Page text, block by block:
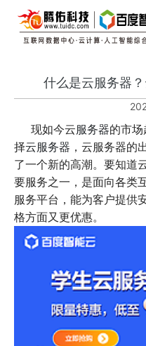
什么是云服务器
现如今云服务器的市
择云服务器 ，云服务器的
了一个新的高潮。要知道
要服务之一，是面向各类
服务平台，能为客户提供
格方面又更优惠。